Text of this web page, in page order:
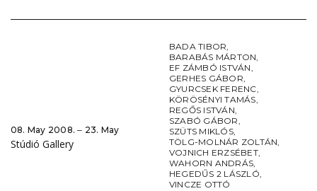
08. May 2008. ‒ 23. May
Stúdió Gallery
BADA TIBOR,
BARABÁS MÁRTON,
EF ZÁMBÓ ISTVÁN,
GERHES GÁBOR,
GYURCSEK FERENC,
KÖRÖSÉNYI TAMÁS,
REGŐS ISTVÁN,
SZABÓ GÁBOR,
SZÜTS MIKLÓS,
TÖLG-MOLNÁR ZOLTÁN,
VOJNICH ERZSÉBET,
WAHORN ANDRÁS,
HEGEDŰS 2 LÁSZLÓ,
VINCZE OTTÓ